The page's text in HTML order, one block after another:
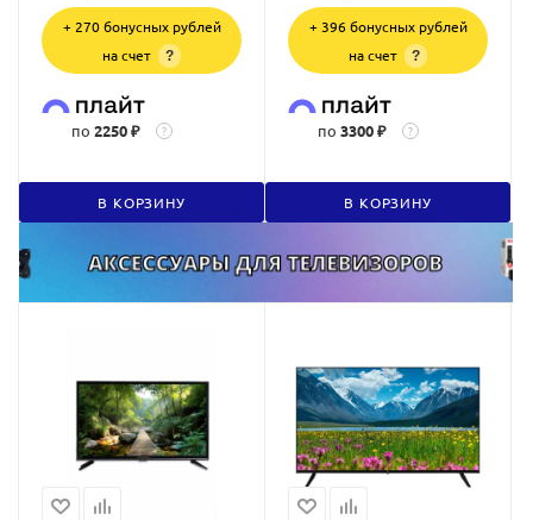
+ 270 бонусных рублей
на счет
?
по 2250 ₽ ?
В КОРЗИНУ
+ 396 бонусных рублей
на счет
?
по 3300 ₽ ?
В КОРЗИНУ